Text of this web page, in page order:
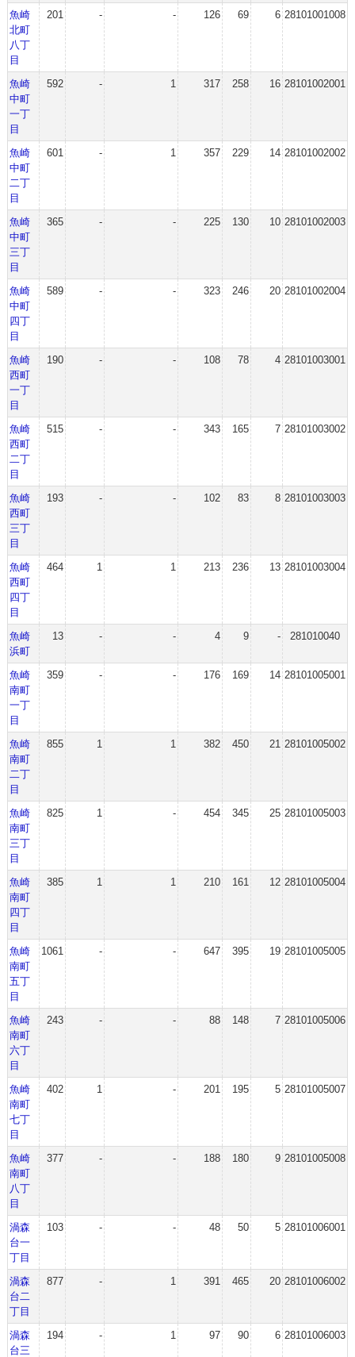
魚崎
北町
八丁
目
201 - - 126 69 6 28101001008
魚崎
中町
一丁
目
592 - 1 317 258 16 28101002001
魚崎
中町
二丁
目
601 - 1 357 229 14 28101002002
魚崎
中町
三丁
目
365 - - 225 130 10 28101002003
魚崎
中町
四丁
目
589 - - 323 246 20 28101002004
魚崎
西町
一丁
目
190 - - 108 78 4 28101003001
魚崎
西町
二丁
目
515 - - 343 165 7 28101003002
魚崎
西町
三丁
目
193 - - 102 83 8 28101003003
魚崎
西町
四丁
目
464 1 1 213 236 13 28101003004
魚崎
浜町
13 - - 4 9 - 281010040
魚崎
南町
一丁
目
359 - - 176 169 14 28101005001
魚崎
南町
二丁
目
855 1 1 382 450 21 28101005002
魚崎
南町
三丁
目
825 1 - 454 345 25 28101005003
魚崎
南町
四丁
目
385 1 1 210 161 12 28101005004
魚崎
南町
五丁
目
1061 - - 647 395 19 28101005005
魚崎
南町
六丁
目
243 - - 88 148 7 28101005006
魚崎
南町
七丁
目
402 1 - 201 195 5 28101005007
魚崎
南町
八丁
目
377 - - 188 180 9 28101005008
渦森
台一
丁目
103 - - 48 50 5 28101006001
渦森
台二
丁目
877 - 1 391 465 20 28101006002
渦森
台三
194 - 1 97 90 6 28101006003